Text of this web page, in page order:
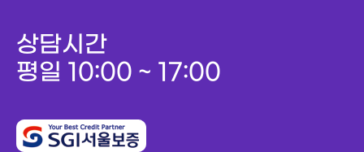
상담시간
평일 10:00 ~ 17:00